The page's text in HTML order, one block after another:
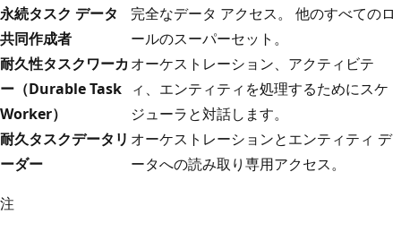
永続タスク データ
共同作成者
完全なデータ アクセス。 他のすべてのロ
ールのスーパーセット。
耐久性タスクワーカ
ー（Durable Task
Worker）
オーケストレーション、アクティビテ
ィ、エンティティを処理するためにスケ
ジューラと対話します。
耐久タスクデータリ
ーダー
オーケストレーションとエンティティ デ
ータへの読み取り専用アクセス。
注